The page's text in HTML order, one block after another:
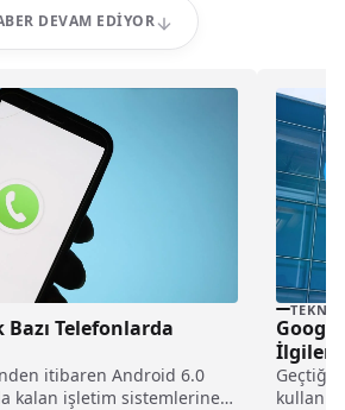
DEVAM EDIYOR
Telefonlarda
itibaren Android 6.0
kalan işletim sistemlerine